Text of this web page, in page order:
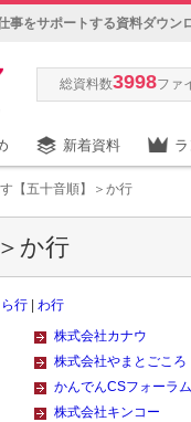
事をサポートする資料ダウン
総資料数3998ファ
新着資料
【五十音順】＞か行
か行
ら行
わ行
株式会社カナウ
株式会社やまとごころ
かんでんCSフォーラ
株式会社キンコー